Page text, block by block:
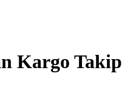
Kargo Takip